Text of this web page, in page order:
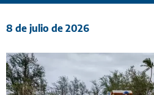
8 de julio de 2026